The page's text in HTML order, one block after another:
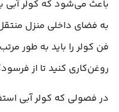
باعث می‌شود که کولر آبی
به فضای داخلی منزل
فن کولر را باید به طور
روغن‌کاری کنید تا از
در فصولی که کولر آبی